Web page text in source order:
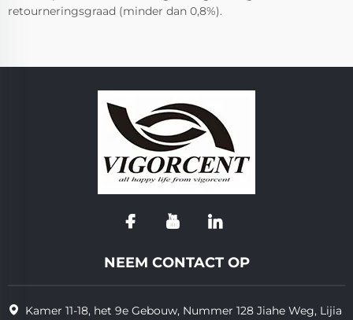
retourneringsgraad (minder dan 0,8%).
NEEM CONTACT OP
Kamer 11-18, het 9e Gebouw, Nummer 128 Jiahe Weg, Lijia